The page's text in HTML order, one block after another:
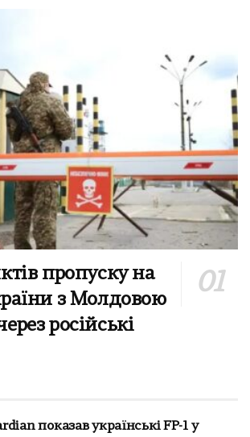
пропуску на
з Молдовою
російські
показав українські FP-1 у